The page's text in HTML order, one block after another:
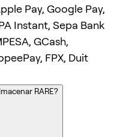
Pay, Google Pay,
Instant, Sepa Bank
GCash,
FPX, Duit
RARE?